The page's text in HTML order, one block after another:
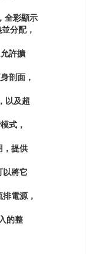
全彩顯示
分配，
許擴
剖面，
以及超
式，
，提供
將它
電源，
的整